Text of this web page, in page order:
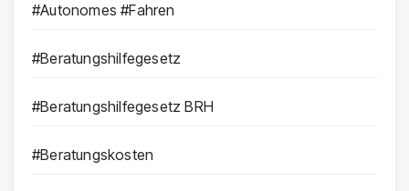
#Autonomes #Fahren
#Beratungshilfegesetz
#Beratungshilfegesetz BRH
#Beratungskosten